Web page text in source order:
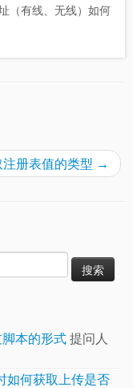
（有线、无线）如何
册表值的类型 →
本的形式提问人
何获取上传是否